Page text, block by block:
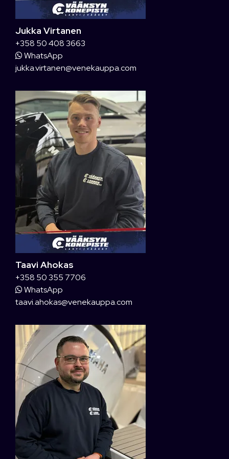
Jukka Virtanen
+358 50 408 3663
WhatsApp
jukka.virtanen@venekauppa.com
Taavi Ahokas
+358 50 355 7706
WhatsApp
taavi.ahokas@venekauppa.com